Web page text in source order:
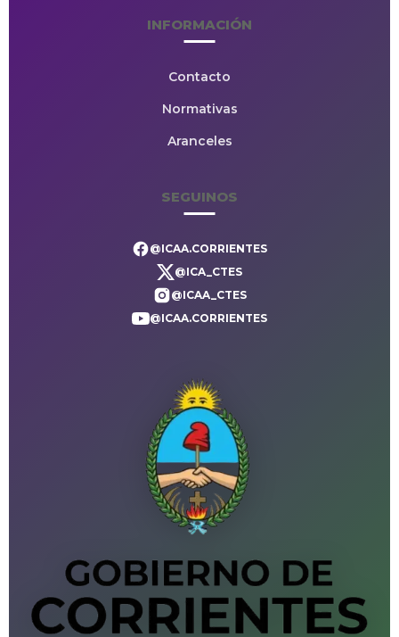
INFORMACIÓN
Contacto
Normativas
Aranceles
SEGUINOS
@ICAA.CORRIENTES
@ICA_CTES
@ICAA_CTES
@ICAA.CORRIENTES